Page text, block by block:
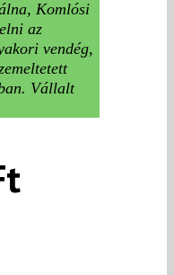
Komlósi
az
vendég,
Vállalt